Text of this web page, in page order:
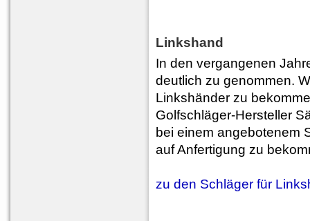
Linkshand
In den vergangenen
deutlich zu genommen.
Linkshänder zu
Golfschläger-Hersteller
bei einem angebotenem
auf Anfertigung zu
zu den Schläger für